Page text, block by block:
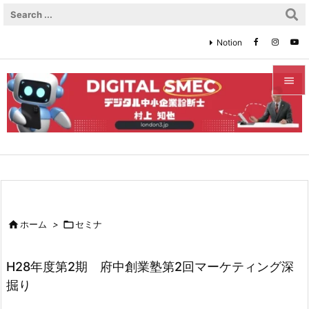


メニュ

検索
Notion
ホーム > セミナ
H28年度第2期 府中創業塾第2回マーケティング深
掘り